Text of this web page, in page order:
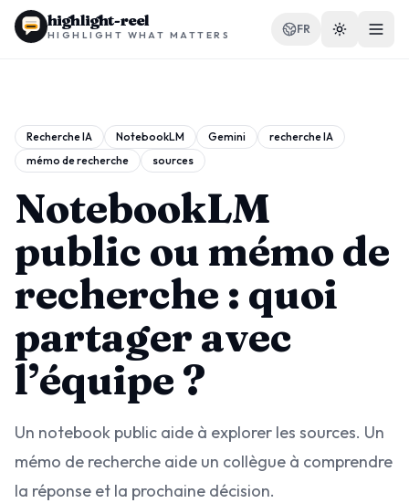
highlight-reel
HIGHLIGHT WHAT MATTERS FR
RESSOURCES
Blog
Comparer
Modèles
Cas d'utilisation
Extension
Recherche IA NotebookLM Gemini
recherche IA
mémo de recherche
sources
NotebookLM
public ou mémo de
recherche : quoi
partager avec
l’équipe ?
Un notebook public aide à explorer les sources. Un
mémo de recherche aide un collègue à comprendre
la réponse et la prochaine décision.